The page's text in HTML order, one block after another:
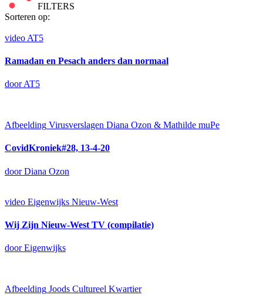
FILTERS
Sorteren op:
video AT5
Ramadan en Pesach anders dan normaal
door AT5
Afbeelding Virusverslagen Diana Ozon & Mathilde muPe
CovidKroniek#28, 13-4-20
door Diana Ozon
video Eigenwijks Nieuw-West
Wij Zijn Nieuw-West TV (compilatie)
door Eigenwijks
Afbeelding Joods Cultureel Kwartier